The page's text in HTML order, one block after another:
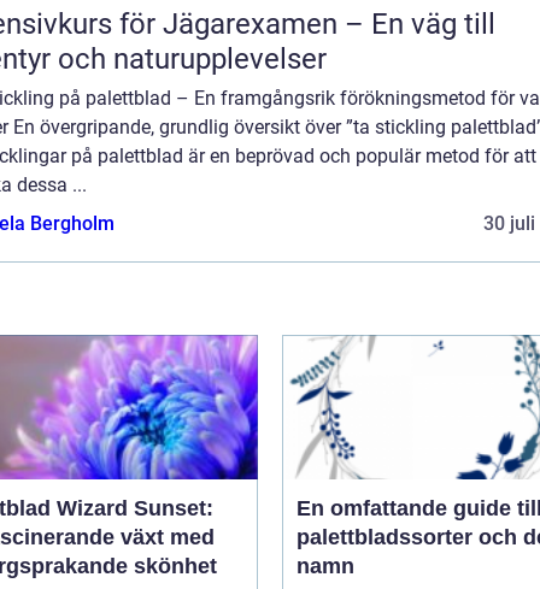
för Jägarexamen – En väg till
och naturupplevelser
på palettblad – En framgångsrik förökningsmetod för
En övergripande, grundlig översikt över ”ta stickling
på palettblad är en beprövad och populär metod för att
dessa ...
Bergholm
30 juli
Wizard Sunset:
växt med
skönhet
En omfattande guide
palettbladssorter och
namn